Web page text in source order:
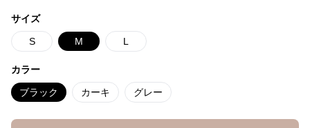
サイズ
S M L
カラー
ブラック カーキ グレー